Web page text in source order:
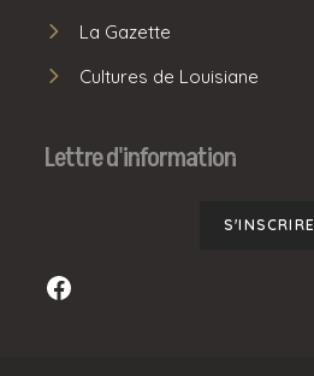
La Gazette
Cultures de Louisiane
Lettre d'information
S'INSCRIRE
Facebook